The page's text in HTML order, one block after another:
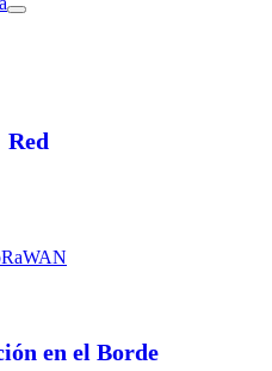
Red
en el Borde